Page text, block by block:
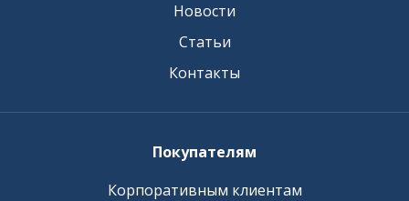
Новости
Статьи
Контакты
Покупателям
Корпоративным клиентам